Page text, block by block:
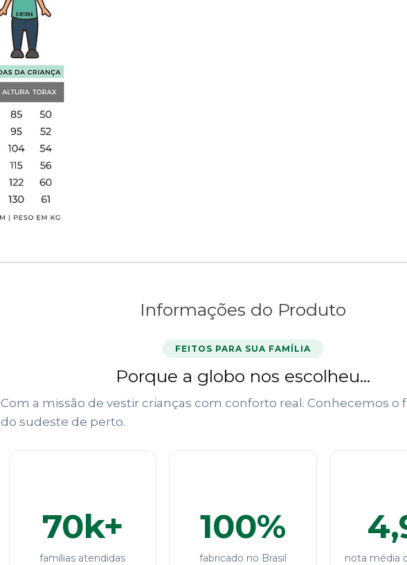
Informações do Produto
FEITOS PARA SUA FAMÍLIA
Porque a globo nos escolheu...
Com a missão de vestir crianças com conforto real. Conhecemos o
do sudeste de perto.
70k+
famílias atendidas
100%
fabricado no Brasil nota média